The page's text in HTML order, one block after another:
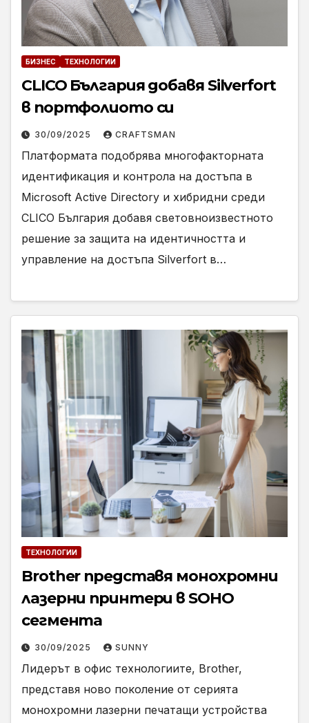
БИЗНЕС ТЕХНОЛОГИИ
CLICO България добавя Silverfort
в портфолиото си
30/09/2025 CRAFTSMAN
Платформата подобрява многофакторната
идентификация и контрола на достъпа в
Microsoft Active Directory и хибридни среди
CLICO България добавя световноизвестното
решение за защита на идентичността и
управление на достъпа Silverfort в…
ТЕХНОЛОГИИ
Brother представя монохромни
лазерни принтери в SOHO
сегмента
30/09/2025 SUNNY
Лидерът в офис технологиите, Brother,
представя ново поколение от серията
монохромни лазерни печатащи устройства